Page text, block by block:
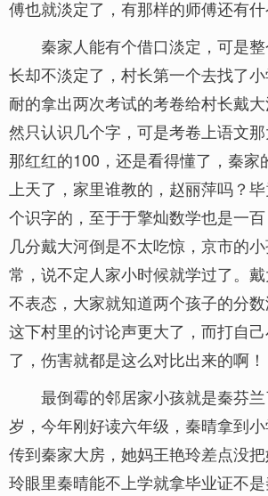
傅也就淡定了，有那样的师傅还有什
秦家人能有个借口淡定，可是
长却不淡定了，村长第一个去找了
耐的拿出两次考试的考卷给村长戴
然只认识几个字，可是考卷上语文
那红红的100，还是看得懂了，秦家
上天了，家里谁教的，赵丽萍吗？
个识字的，至于于擎灿数学也是一
几分戴大河倒是不太吃惊，京市的
常，说不定人家小时候就学过了。
不表态，大家就知道两个孩子的分数
这下村里的讨论声更大了，而打自
了，伤害就都是这么对比出来的啊！
最倒霉的邻居家小孩就是秦芬
岁，今年刚好读六年级，秦晴拿到
传到秦家大房，她妈王艳玲差点没
玲眼里秦晴能不上学就拿毕业证不